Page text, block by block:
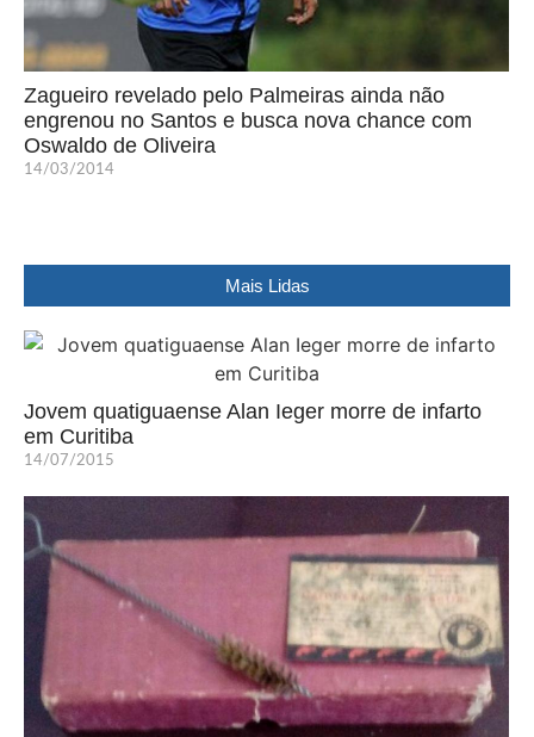
Zagueiro revelado pelo Palmeiras ainda não
engrenou no Santos e busca nova chance com
Oswaldo de Oliveira
14/03/2014
Mais Lidas
Jovem quatiguaense Alan Ieger morre de infarto
em Curitiba
14/07/2015